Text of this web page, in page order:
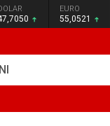
EURO
55,0521